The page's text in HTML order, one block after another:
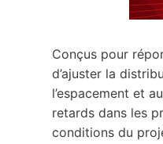
Conçus pour
d’ajuster la
l’espacement et
retards dans les
conditions du